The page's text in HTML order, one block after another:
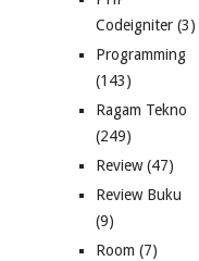
Codeigniter (3)
Programming
(143)
Ragam Tekno
(249)
Review(47)
Review Buku
(9)
Room (7)